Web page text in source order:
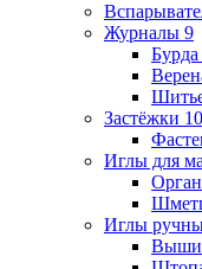
Журналы 9
Бурда
Застёжки 10
Иглы для
Орган
Иглы